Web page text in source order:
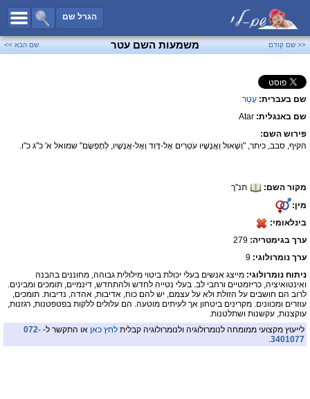
הגרל שם
כל השמות
שמות לבנים
שמות נדירים
<< שם קודם משמעות השם עטר שם הבא >>
שם בעברית: עָטַר
שם באנגלית: Atar
פירוש השם:
הקיף, סבב, כיתר, "וְשָׁאוּל וַאֲנָשָׁיו עֹטְרִים אֶל-דָּוִד וְאֶל-אֲנָשָׁיו, לְתָפְשָׂם" שמואל א' כ"ג כ"ו.
מקור השם:
תנ"ך
מין:
בינלאומי:
ערך בגימטריה:
ערך נומרולוגי: 9
ניתוח נומרולוגי: מייצג אנשים בעלי יכולת ביטוי מילולית גבוהה, מחוננים בהבנה
ואינטואיציה, כריזמטיים ורחבי לב. בעלי נטייה לחדש ולהתחדש, דינמיים, תומכים ומבינים.
לרוב הם חושבים על הזולת ולא על עצמם, יש להם כוח, אדיבות, אהדה, נדיבות. תומכים,
עוזרים ומכוונים. מקרינים ביטחון אך לעיתים מוטעה. הם עלולים ללקות בפטפטנות, רגזנות,
עוקצנות, עקשנות ושתלטנות.
לייעוץ מקצועי ממומחה לנומרולוגיה ולנומרולוגיה קבלית לחץ כאן או התקשר ל- 072-
3401077
.